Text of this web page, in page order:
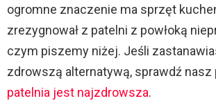
ogromne znaczenie ma sprzęt
zrezygnował z patelni z powłoką
czym piszemy niżej. Jeśli
zdrowszą alternatywą, sprawdź nasz
patelnia jest najzdrowsza.